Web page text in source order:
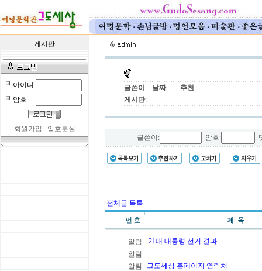
게시판
아이디
암호
회원가입 암호분실
글쓴이 : 날짜: ... 추천:
게시판:
글쓴이: 암호:
전체글 목록
알림
21대 대통령 선거 결과
알림
알림
그도세상 홈페이지 연락처